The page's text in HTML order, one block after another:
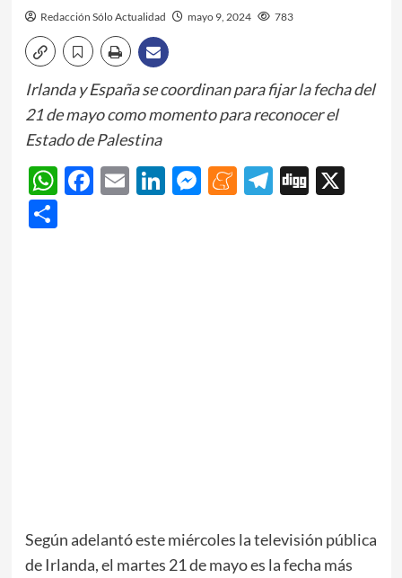
Redacción Sólo Actualidad mayo 9, 2024 783
Irlanda y España se coordinan para fijar la fecha del
21 de mayo como momento para reconocer el
Estado de Palestina
WhatsApp
Facebook
EmailLinkedIn
Messenger
Meneame
Telegram
Digg
X
Share
Según adelantó este miércoles la televisión pública
de Irlanda, el martes 21 de mayo es la fecha más